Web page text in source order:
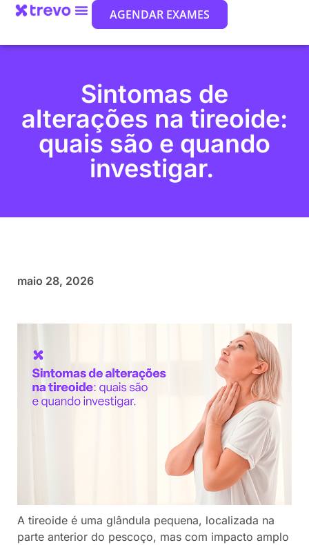
AGENDAR EXAMES
Sintomas de
alterações na tireoide:
quais são e quando
investigar.
maio 28, 2026
A tireoide é uma glândula pequena, localizada na
parte anterior do pescoço, mas com impacto amplo